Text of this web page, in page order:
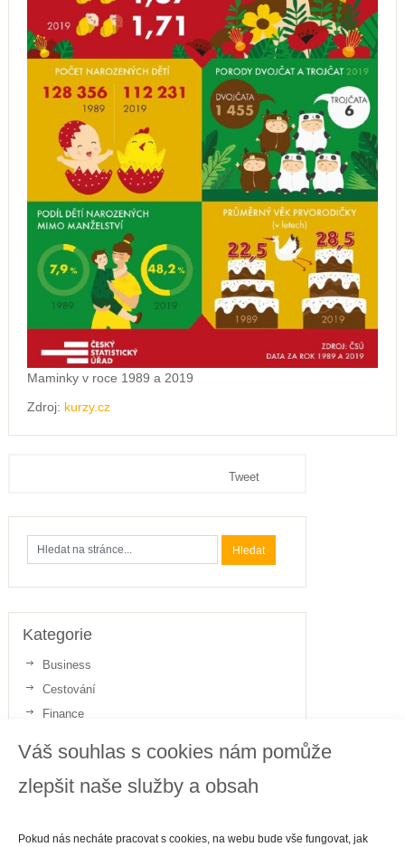
Váš souhlas s cookies nám pomůže
zlepšit naše služby a obsah
Pokud nás necháte pracovat s cookies, na webu bude vše fungovat, jak
Maminky v roce 1989 a 2019
Zdroj: kurzy.cz
Tweet
Kategorie
Business
Cestování
Finance
Internet
Telefony
Sport